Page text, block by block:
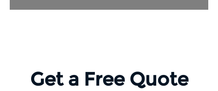
Get a Free Quote